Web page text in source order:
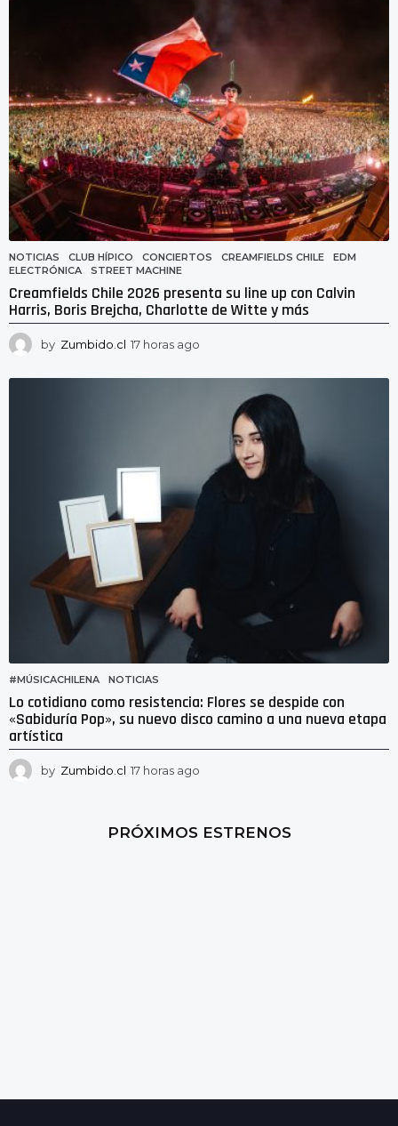
s
a
g
o
NOTICIAS CLUB HÍPICO ,CONCIERTOS ,CREAMFIELDS CHILE ,EDM
ELECTRÓNICA
,STREET MACHINE
Creamfields Chile 2026 presenta su line up con Calvin
Harris, Boris Brejcha, Charlotte de Witte y más
by Zumbido.cl 17 horas ago
h
g
o
#MÚSICACHILENA ,NOTICIAS
Lo cotidiano como resistencia: Flores se despide con
«Sabiduría Pop», su nuevo disco camino a una nueva etapa
artística
by Zumbido.cl 17 horas ago
PRÓXIMOS ESTRENOS